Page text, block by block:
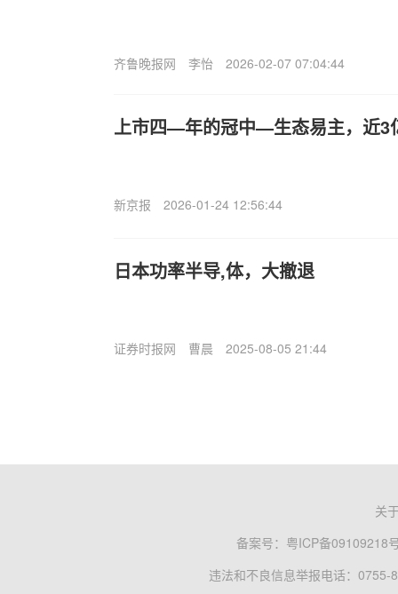
齐鲁晚报网 李怡 2026-02-07 07:04:44
上市四—年的冠中—生态易主，近3
新京报 2026-01-24 12:56:44
日本功率半导,体，大撤退
证券时报网 曹晨 2025-08-05 21:44
关
备案号： 粤ICP备09109218
违法和不良信息举报电话：0755-